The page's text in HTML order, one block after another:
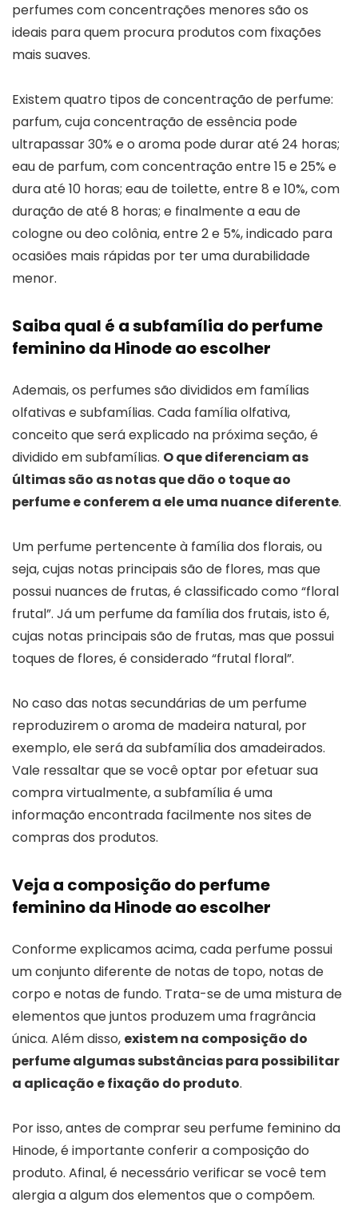
perfumes com concentrações menores são os
ideais para quem procura produtos com fixações
mais suaves.
Existem quatro tipos de concentração de perfume:
parfum, cuja concentração de essência pode
ultrapassar 30% e o aroma pode durar até 24 horas;
eau de parfum, com concentração entre 15 e 25% e
dura até 10 horas; eau de toilette, entre 8 e 10%, com
duração de até 8 horas; e finalmente a eau de
cologne ou deo colônia, entre 2 e 5%, indicado para
ocasiões mais rápidas por ter uma durabilidade
menor.
Saiba qual é a subfamília do perfume
feminino da Hinode ao escolher
Ademais, os perfumes são divididos em famílias
olfativas e subfamílias. Cada família olfativa,
conceito que será explicado na próxima seção, é
dividido em subfamílias. O que diferenciam as
últimas são as notas que dão o toque ao
perfume e conferem a ele uma nuance diferente.
Um perfume pertencente à família dos florais, ou
seja, cujas notas principais são de flores, mas que
possui nuances de frutas, é classificado como “floral
frutal”. Já um perfume da família dos frutais, isto é,
cujas notas principais são de frutas, mas que possui
toques de flores, é considerado “frutal floral”.
No caso das notas secundárias de um perfume
reproduzirem o aroma de madeira natural, por
exemplo, ele será da subfamília dos amadeirados.
Vale ressaltar que se você optar por efetuar sua
compra virtualmente, a subfamília é uma
informação encontrada facilmente nos sites de
compras dos produtos.
Veja a composição do perfume
feminino da Hinode ao escolher
Conforme explicamos acima, cada perfume possui
um conjunto diferente de notas de topo, notas de
corpo e notas de fundo. Trata-se de uma mistura de
elementos que juntos produzem uma fragrância
única. Além disso, existem na composição do
perfume algumas substâncias para possibilitar
a aplicação e fixação do produto.
Por isso, antes de comprar seu perfume feminino da
Hinode, é importante conferir a composição do
produto. Afinal, é necessário verificar se você tem
alergia a algum dos elementos que o compõem.